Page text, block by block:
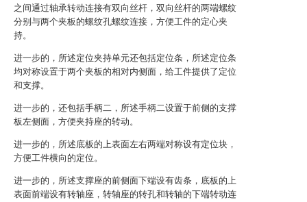
之间通过轴承转动连接有双向丝杆，双向丝杆的两端螺纹
分别与两个夹板的螺纹孔螺纹连接，方便工件的定心夹
持。
进一步的，所述定位夹持单元还包括定位条，所述定位条
均对称设置于两个夹板的相对内侧面，给工件提供了定位
和支撑。
进一步的，还包括手柄二，所述手柄二设置于前侧的支撑
板左侧面，方便夹持座的转动。
进一步的，所述底板的上表面左右两端对称设有定位块，
方便工件横向的定位。
进一步的，所述支撑座的前侧面下端设有齿条，底板的上
表面前端设有转轴座，转轴座的转孔和转轴的下端转动连